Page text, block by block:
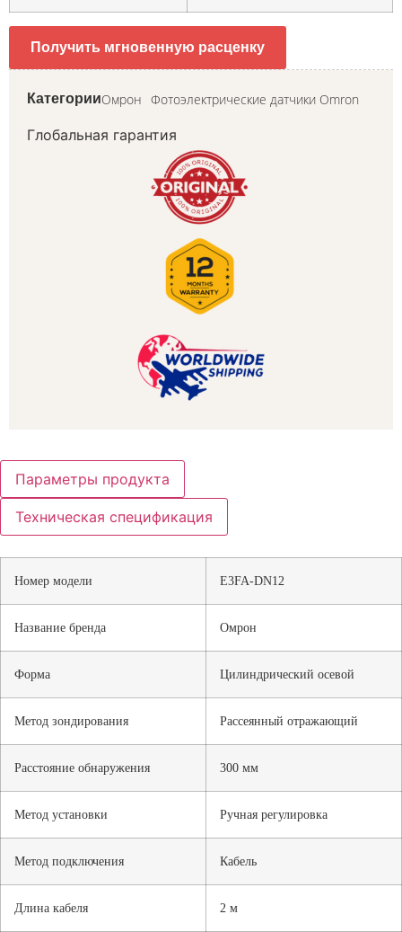
Получить мгновенную расценку
КатегорииОмрон Фотоэлектрические датчики Omron
Глобальная гарантия
Параметры продукта
Техническая спецификация
Номер модели E3FA-DN12
Название бренда Омрон
Форма Цилиндрический осевой
Метод зондирования Рассеянный отражающий
Расстояние обнаружения 300 мм
Метод установки Ручная регулировка
Метод подключения Кабель
Длина кабеля 2 м